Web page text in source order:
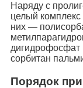
Наряду с
целый
них —
дигидрофосфат
сорбитан
Порядок